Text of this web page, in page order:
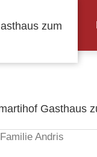
Familie Andris